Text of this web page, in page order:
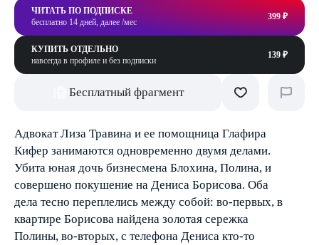
ЧИТАТЬ ПО ПОДПИСКЕ
бесплатно 14 дней, далее /мес
399 ₽
КУПИТЬ ОТДЕЛЬНО
навсегда в профиле и без подписки
139 ₽
Бесплатный фрагмент
Адвокат Лиза Травина и ее помощница Глафира
Кифер занимаются одновременно двумя делами.
Убита юная дочь бизнесмена Блохина, Полина, и
совершено покушение на Дениса Борисова. Оба
дела тесно переплелись между собой: во-первых, в
квартире Борисова найдена золотая сережка
Полины, во-вторых, с телефона Дениса кто-то